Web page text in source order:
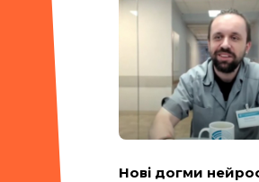
Нові догми